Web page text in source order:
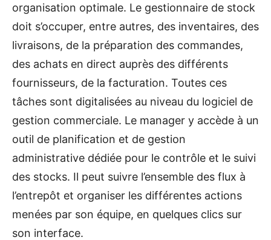
organisation optimale. Le gestionnaire de stock
doit s’occuper, entre autres, des inventaires, des
livraisons, de la préparation des commandes,
des achats en direct auprès des différents
fournisseurs, de la facturation. Toutes ces
tâches sont digitalisées au niveau du logiciel de
gestion commerciale. Le manager y accède à un
outil de planification et de gestion
administrative dédiée pour le contrôle et le suivi
des stocks. Il peut suivre l’ensemble des flux à
l’entrepôt et organiser les différentes actions
menées par son équipe, en quelques clics sur
son interface.